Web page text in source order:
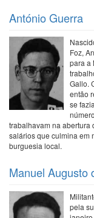
António Guerra
Foz,
para a
Gallo.
então
se
trabalhavam na abertura
salários que culmina em
burguesia local.
Manuel Augusto
pela